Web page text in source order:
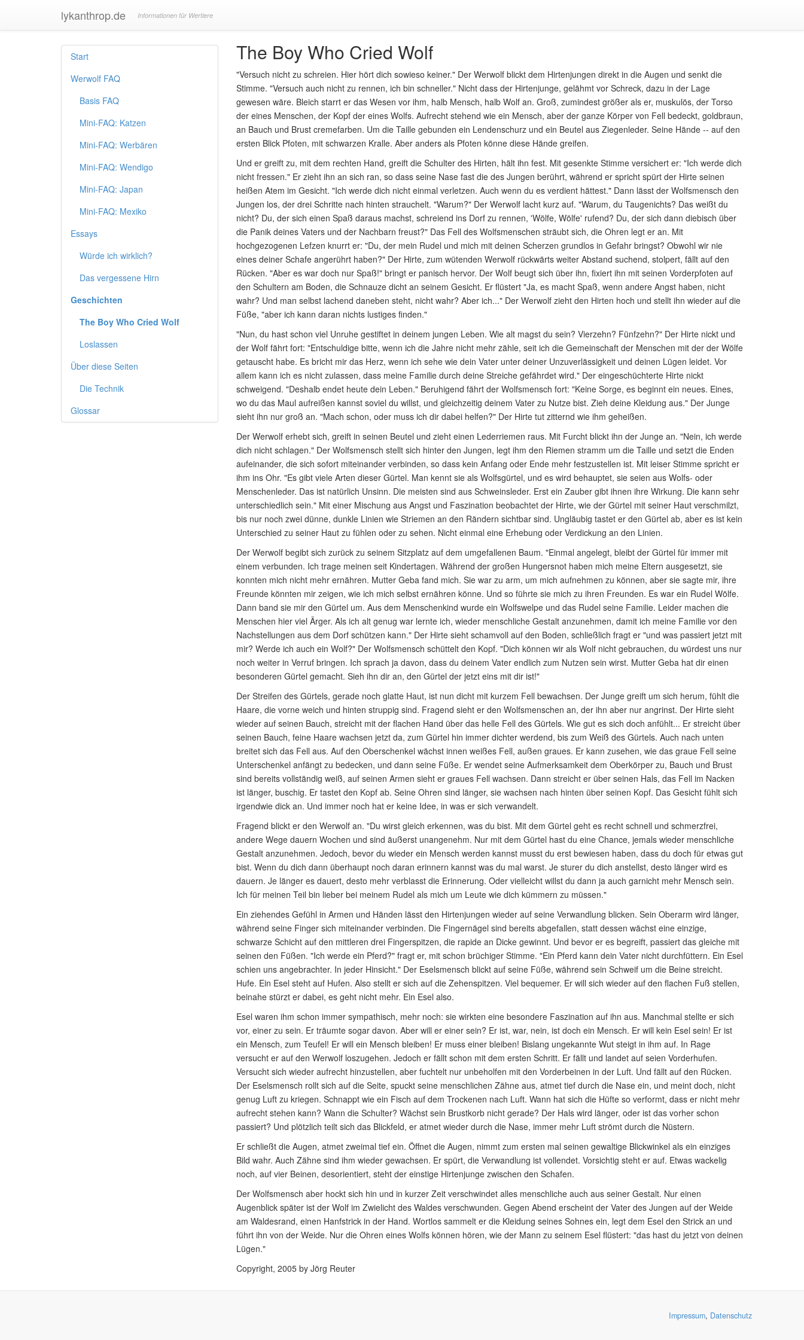
lykanthrop.de Informationen für Wertiere
Start
Werwolf FAQ
Basis FAQ
Mini-FAQ: Katzen
Mini-FAQ: Werbären
Mini-FAQ: Wendigo
Mini-FAQ: Japan
Mini-FAQ: Mexiko
Essays
Würde ich wirklich?
Das vergessene Hirn
Geschichten
The Boy Who Cried Wolf
Loslassen
Über diese Seiten
Die Technik
Glossar
The Boy Who Cried Wolf
"Versuch nicht zu schreien. Hier hört dich sowieso keiner." Der Werwolf blickt dem Hirtenjungen direkt in die Augen und senkt die
Stimme. "Versuch auch nicht zu rennen, ich bin schneller." Nicht dass der Hirtenjunge, gelähmt vor Schreck, dazu in der Lage
gewesen wäre. Bleich starrt er das Wesen vor ihm, halb Mensch, halb Wolf an. Groß, zumindest größer als er, muskulös, der Torso
der eines Menschen, der Kopf der eines Wolfs. Aufrecht stehend wie ein Mensch, aber der ganze Körper von Fell bedeckt, goldbraun,
an Bauch und Brust cremefarben. Um die Taille gebunden ein Lendenschurz und ein Beutel aus Ziegenleder. Seine Hände -- auf den
ersten Blick Pfoten, mit schwarzen Kralle. Aber anders als Pfoten könne diese Hände greifen.
Und er greift zu, mit dem rechten Hand, greift die Schulter des Hirten, hält ihn fest. Mit gesenkte Stimme versichert er: "Ich werde dich
nicht fressen." Er zieht ihn an sich ran, so dass seine Nase fast die des Jungen berührt, während er spricht spürt der Hirte seinen
heißen Atem im Gesicht. "Ich werde dich nicht einmal verletzen. Auch wenn du es verdient hättest." Dann lässt der Wolfsmensch den
Jungen los, der drei Schritte nach hinten strauchelt. "Warum?" Der Werwolf lacht kurz auf. "Warum, du Taugenichts? Das weißt du
nicht? Du, der sich einen Spaß daraus machst, schreiend ins Dorf zu rennen, 'Wölfe, Wölfe' rufend? Du, der sich dann diebisch über
die Panik deines Vaters und der Nachbarn freust?" Das Fell des Wolfsmenschen sträubt sich, die Ohren legt er an. Mit
hochgezogenen Lefzen knurrt er: "Du, der mein Rudel und mich mit deinen Scherzen grundlos in Gefahr bringst? Obwohl wir nie
eines deiner Schafe angerührt haben?" Der Hirte, zum wütenden Werwolf rückwärts weiter Abstand suchend, stolpert, fällt auf den
Rücken. "Aber es war doch nur Spaß!" bringt er panisch hervor. Der Wolf beugt sich über ihn, fixiert ihn mit seinen Vorderpfoten auf
den Schultern am Boden, die Schnauze dicht an seinem Gesicht. Er flüstert "Ja, es macht Spaß, wenn andere Angst haben, nicht
wahr? Und man selbst lachend daneben steht, nicht wahr? Aber ich..." Der Werwolf zieht den Hirten hoch und stellt ihn wieder auf die
Füße, "aber ich kann daran nichts lustiges finden."
"Nun, du hast schon viel Unruhe gestiftet in deinem jungen Leben. Wie alt magst du sein? Vierzehn? Fünfzehn?" Der Hirte nickt und
der Wolf fährt fort: "Entschuldige bitte, wenn ich die Jahre nicht mehr zähle, seit ich die Gemeinschaft der Menschen mit der der Wölfe
getauscht habe. Es bricht mir das Herz, wenn ich sehe wie dein Vater unter deiner Unzuverlässigkeit und deinen Lügen leidet. Vor
allem kann ich es nicht zulassen, dass meine Familie durch deine Streiche gefährdet wird." Der eingeschüchterte Hirte nickt
schweigend. "Deshalb endet heute dein Leben." Beruhigend fährt der Wolfsmensch fort: "Keine Sorge, es beginnt ein neues. Eines,
wo du das Maul aufreißen kannst soviel du willst, und gleichzeitig deinem Vater zu Nutze bist. Zieh deine Kleidung aus." Der Junge
sieht ihn nur groß an. "Mach schon, oder muss ich dir dabei helfen?" Der Hirte tut zitternd wie ihm geheißen.
Der Werwolf erhebt sich, greift in seinen Beutel und zieht einen Lederriemen raus. Mit Furcht blickt ihn der Junge an. "Nein, ich werde
dich nicht schlagen." Der Wolfsmensch stellt sich hinter den Jungen, legt ihm den Riemen stramm um die Taille und setzt die Enden
aufeinander, die sich sofort miteinander verbinden, so dass kein Anfang oder Ende mehr festzustellen ist. Mit leiser Stimme spricht er
ihm ins Ohr. "Es gibt viele Arten dieser Gürtel. Man kennt sie als Wolfsgürtel, und es wird behauptet, sie seien aus Wolfs- oder
Menschenleder. Das ist natürlich Unsinn. Die meisten sind aus Schweinsleder. Erst ein Zauber gibt ihnen ihre Wirkung. Die kann sehr
unterschiedlich sein." Mit einer Mischung aus Angst und Faszination beobachtet der Hirte, wie der Gürtel mit seiner Haut verschmilzt,
bis nur noch zwei dünne, dunkle Linien wie Striemen an den Rändern sichtbar sind. Ungläubig tastet er den Gürtel ab, aber es ist kein
Unterschied zu seiner Haut zu fühlen oder zu sehen. Nicht einmal eine Erhebung oder Verdickung an den Linien.
Der Werwolf begibt sich zurück zu seinem Sitzplatz auf dem umgefallenen Baum. "Einmal angelegt, bleibt der Gürtel für immer mit
einem verbunden. Ich trage meinen seit Kindertagen. Während der großen Hungersnot haben mich meine Eltern ausgesetzt, sie
konnten mich nicht mehr ernähren. Mutter Geba fand mich. Sie war zu arm, um mich aufnehmen zu können, aber sie sagte mir, ihre
Freunde könnten mir zeigen, wie ich mich selbst ernähren könne. Und so führte sie mich zu ihren Freunden. Es war ein Rudel Wölfe.
Dann band sie mir den Gürtel um. Aus dem Menschenkind wurde ein Wolfswelpe und das Rudel seine Familie. Leider machen die
Menschen hier viel Ärger. Als ich alt genug war lernte ich, wieder menschliche Gestalt anzunehmen, damit ich meine Familie vor den
Nachstellungen aus dem Dorf schützen kann." Der Hirte sieht schamvoll auf den Boden, schließlich fragt er "und was passiert jetzt mit
mir? Werde ich auch ein Wolf?" Der Wolfsmensch schüttelt den Kopf. "Dich können wir als Wolf nicht gebrauchen, du würdest uns nur
noch weiter in Verruf bringen. Ich sprach ja davon, dass du deinem Vater endlich zum Nutzen sein wirst. Mutter Geba hat dir einen
besonderen Gürtel gemacht. Sieh ihn dir an, den Gürtel der jetzt eins mit dir ist!"
Der Streifen des Gürtels, gerade noch glatte Haut, ist nun dicht mit kurzem Fell bewachsen. Der Junge greift um sich herum, fühlt die
Haare, die vorne weich und hinten struppig sind. Fragend sieht er den Wolfsmenschen an, der ihn aber nur angrinst. Der Hirte sieht
wieder auf seinen Bauch, streicht mit der flachen Hand über das helle Fell des Gürtels. Wie gut es sich doch anfühlt... Er streicht über
seinen Bauch, feine Haare wachsen jetzt da, zum Gürtel hin immer dichter werdend, bis zum Weiß des Gürtels. Auch nach unten
breitet sich das Fell aus. Auf den Oberschenkel wächst innen weißes Fell, außen graues. Er kann zusehen, wie das graue Fell seine
Unterschenkel anfängt zu bedecken, und dann seine Füße. Er wendet seine Aufmerksamkeit dem Oberkörper zu, Bauch und Brust
sind bereits vollständig weiß, auf seinen Armen sieht er graues Fell wachsen. Dann streicht er über seinen Hals, das Fell im Nacken
ist länger, buschig. Er tastet den Kopf ab. Seine Ohren sind länger, sie wachsen nach hinten über seinen Kopf. Das Gesicht fühlt sich
irgendwie dick an. Und immer noch hat er keine Idee, in was er sich verwandelt.
Fragend blickt er den Werwolf an. "Du wirst gleich erkennen, was du bist. Mit dem Gürtel geht es recht schnell und schmerzfrei,
andere Wege dauern Wochen und sind äußerst unangenehm. Nur mit dem Gürtel hast du eine Chance, jemals wieder menschliche
Gestalt anzunehmen. Jedoch, bevor du wieder ein Mensch werden kannst musst du erst bewiesen haben, dass du doch für etwas gut
bist. Wenn du dich dann überhaupt noch daran erinnern kannst was du mal warst. Je sturer du dich anstellst, desto länger wird es
dauern. Je länger es dauert, desto mehr verblasst die Erinnerung. Oder vielleicht willst du dann ja auch garnicht mehr Mensch sein.
Ich für meinen Teil bin lieber bei meinem Rudel als mich um Leute wie dich kümmern zu müssen."
Ein ziehendes Gefühl in Armen und Händen lässt den Hirtenjungen wieder auf seine Verwandlung blicken. Sein Oberarm wird länger,
während seine Finger sich miteinander verbinden. Die Fingernägel sind bereits abgefallen, statt dessen wächst eine einzige,
schwarze Schicht auf den mittleren drei Fingerspitzen, die rapide an Dicke gewinnt. Und bevor er es begreift, passiert das gleiche mit
seinen den Füßen. "Ich werde ein Pferd?" fragt er, mit schon brüchiger Stimme. "Ein Pferd kann dein Vater nicht durchfüttern. Ein Esel
schien uns angebrachter. In jeder Hinsicht." Der Eselsmensch blickt auf seine Füße, während sein Schweif um die Beine streicht.
Hufe. Ein Esel steht auf Hufen. Also stellt er sich auf die Zehenspitzen. Viel bequemer. Er will sich wieder auf den flachen Fuß stellen,
beinahe stürzt er dabei, es geht nicht mehr. Ein Esel also.
Esel waren ihm schon immer sympathisch, mehr noch: sie wirkten eine besondere Faszination auf ihn aus. Manchmal stellte er sich
vor, einer zu sein. Er träumte sogar davon. Aber will er einer sein? Er ist, war, nein, ist doch ein Mensch. Er will kein Esel sein! Er ist
ein Mensch, zum Teufel! Er will ein Mensch bleiben! Er muss einer bleiben! Bislang ungekannte Wut steigt in ihm auf. In Rage
versucht er auf den Werwolf loszugehen. Jedoch er fällt schon mit dem ersten Schritt. Er fällt und landet auf seien Vorderhufen.
Versucht sich wieder aufrecht hinzustellen, aber fuchtelt nur unbeholfen mit den Vorderbeinen in der Luft. Und fällt auf den Rücken.
Der Eselsmensch rollt sich auf die Seite, spuckt seine menschlichen Zähne aus, atmet tief durch die Nase ein, und meint doch, nicht
genug Luft zu kriegen. Schnappt wie ein Fisch auf dem Trockenen nach Luft. Wann hat sich die Hüfte so verformt, dass er nicht mehr
aufrecht stehen kann? Wann die Schulter? Wächst sein Brustkorb nicht gerade? Der Hals wird länger, oder ist das vorher schon
passiert? Und plötzlich teilt sich das Blickfeld, er atmet wieder durch die Nase, immer mehr Luft strömt durch die Nüstern.
Er schließt die Augen, atmet zweimal tief ein. Öffnet die Augen, nimmt zum ersten mal seinen gewaltige Blickwinkel als ein einziges
Bild wahr. Auch Zähne sind ihm wieder gewachsen. Er spürt, die Verwandlung ist vollendet. Vorsichtig steht er auf. Etwas wackelig
noch, auf vier Beinen, desorientiert, steht der einstige Hirtenjunge zwischen den Schafen.
Der Wolfsmensch aber hockt sich hin und in kurzer Zeit verschwindet alles menschliche auch aus seiner Gestalt. Nur einen
Augenblick später ist der Wolf im Zwielicht des Waldes verschwunden. Gegen Abend erscheint der Vater des Jungen auf der Weide
am Waldesrand, einen Hanfstrick in der Hand. Wortlos sammelt er die Kleidung seines Sohnes ein, legt dem Esel den Strick an und
führt ihn von der Weide. Nur die Ohren eines Wolfs können hören, wie der Mann zu seinem Esel flüstert: "das hast du jetzt von deinen
Lügen."
Copyright, 2005 by Jörg Reuter
Impressum, Datenschutz